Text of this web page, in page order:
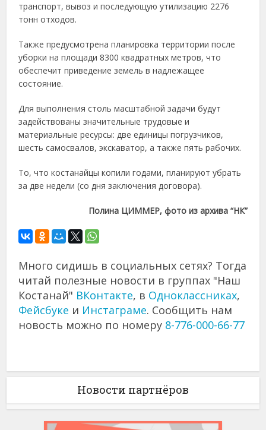
транспорт, вывоз и последующую утилизацию 2276
тонн отходов.
Также предусмотрена планировка территории после
уборки на площади 8300 квадратных метров, что
обеспечит приведение земель в надлежащее
состояние.
Для выполнения столь масштабной задачи будут
задействованы значительные трудовые и
материальные ресурсы: две единицы погрузчиков,
шесть самосвалов, экскаватор, а также пять рабочих.
То, что костанайцы копили годами, планируют убрать
за две недели (со дня заключения договора).
Полина ЦИММЕР, фото из архива “НК”
Много сидишь в социальных сетях? Тогда
читай полезные новости в группах "Наш
Костанай" ВКонтакте, в Одноклассниках,
Фейсбуке и Инстаграме. Сообщить нам
новость можно по номеру 8-776-000-66-77
Новости партнёров